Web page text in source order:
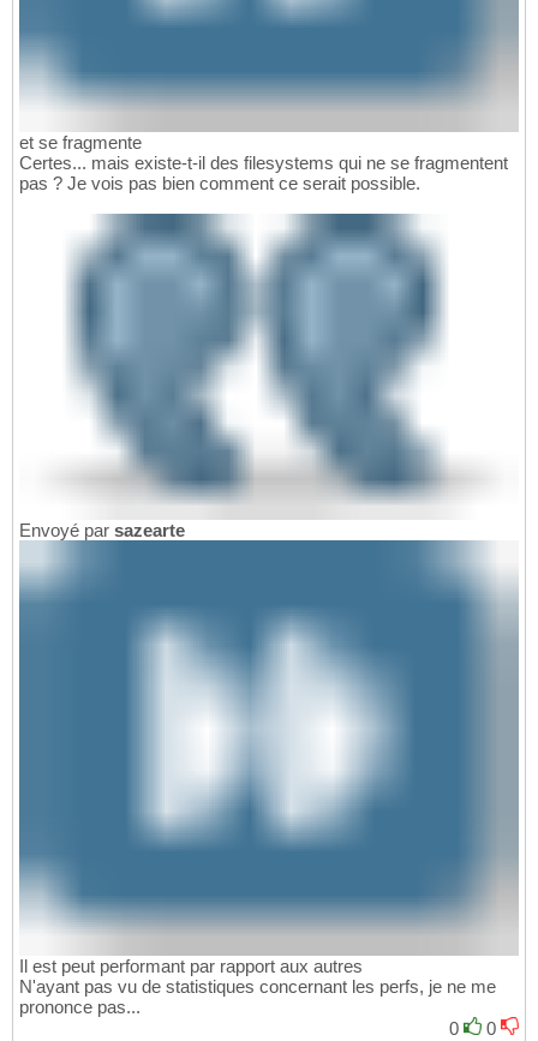
et se fragmente
Certes... mais existe-t-il des filesystems qui ne se fragmentent
pas ? Je vois pas bien comment ce serait possible.
Envoyé par sazearte
Il est peut performant par rapport aux autres
N'ayant pas vu de statistiques concernant les perfs, je ne me
prononce pas...
0
0